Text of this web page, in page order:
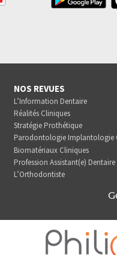
NOS REVUES
L’Information Dentaire
Réalités Cliniques
Stratégie Prothétique
Parodontologie Implantologie
Biomatériaux Cliniques
Profession Assistant(e) Dentaire
L’Orthodontiste